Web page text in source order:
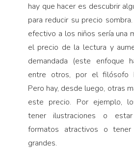
hay que hacer es descubrir
para reducir su precio
efectivo a los niños sería una
el precio de la lectura y
demandada (este enfoque
entre otros, por el filósofo
Pero hay, desde luego, otras
este precio. Por ejemplo,
tener ilustraciones o
formatos atractivos o tener
grandes.